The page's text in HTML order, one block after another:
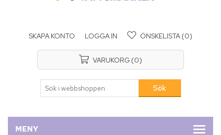
SKAPA KONTO LOGGA IN ÖNSKELISTA (0)
VARUKORG (0)
MENY